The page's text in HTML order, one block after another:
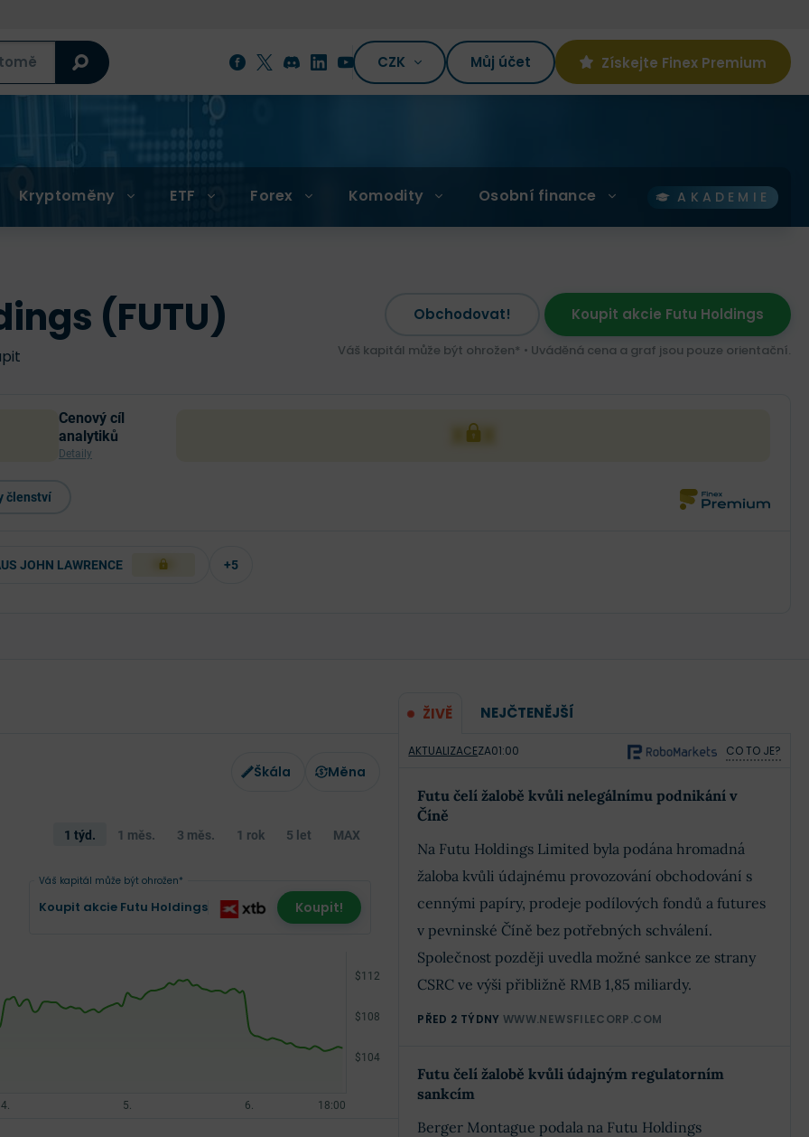
CZK Můj účet Získejte Finex Premium
Kryptoměny ETF Forex Komodity Osobní finance AKADEMIE
(FUTU) Obchodovat! Koupit akcie Futu Holdings
Váš kapitál může být ohrožen* • Uváděná cena a graf jsou pouze orientační.
Cenový cíl
analytiků
Detaily
XXX
členství
JOHN LAWRENCE XXX +5
Škála Měna
1 týd. 1 měs. 3 měs. 1 rok 5 let MAX
Koupit akcie Futu Holdings
Váš kapitál může být ohrožen*
Koupit!
ŽIVĚ NEJČTENĚJŠÍ
AKTUALIZACEZA01:00 CO TO JE?
Futu čelí žalobě kvůli nelegálnímu podnikání v
Číně
Na Futu Holdings Limited byla podána hromadná
žaloba kvůli údajnému provozování obchodování s
cennými papíry, prodeje podílových fondů a futures
v pevninské Číně bez potřebných schválení.
Společnost později uvedla možné sankce ze strany
CSRC ve výši přibližně RMB 1,85 miliardy.
PŘED 2 TÝDNY WWW.NEWSFILECORP.COM
Futu čelí žalobě kvůli údajným regulatorním
sankcím
Berger Montague podala na Futu Holdings